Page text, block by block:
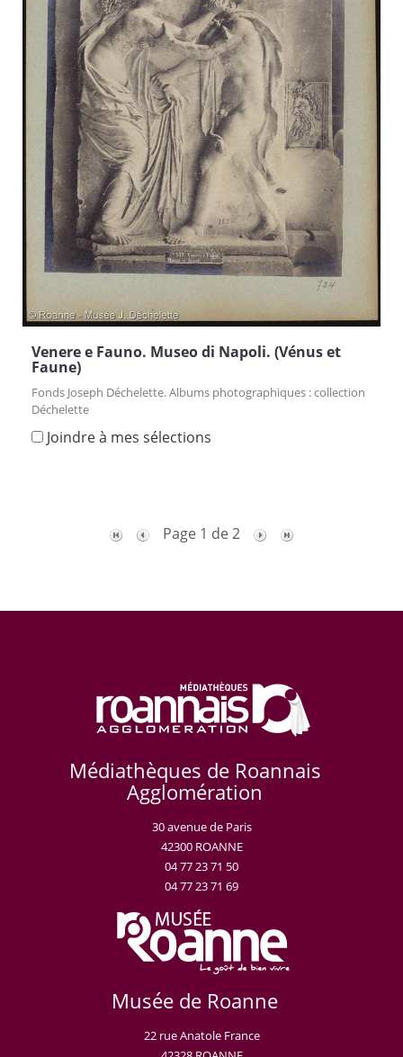
Venere e Fauno. Museo di Napoli. (Vénus et
Faune)
Fonds Joseph Déchelette. Albums photographiques : collection
Déchelette
Joindre à mes sélections
Page 1 de 2
Médiathèques de Roannais
Agglomération
30 avenue de Paris
42300 ROANNE
04 77 23 71 50
04 77 23 71 69
Musée de Roanne
22 rue Anatole France